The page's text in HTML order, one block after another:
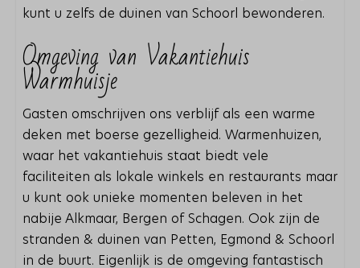
kunt u zelfs de duinen van Schoorl bewonderen.
Omgeving van Vakantiehuis
Warmhuisje
Gasten omschrijven ons verblijf als een warme
deken met boerse gezelligheid. Warmenhuizen,
waar het vakantiehuis staat biedt vele
faciliteiten als lokale winkels en restaurants maar
u kunt ook unieke momenten beleven in het
nabije Alkmaar, Bergen of Schagen. Ook zijn de
stranden & duinen van Petten, Egmond & Schoorl
in de buurt. Eigenlijk is de omgeving fantastisch